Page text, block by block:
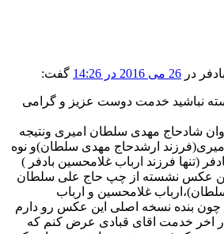
در 26 می 2016 در 14:26 گفت:
نباشید خدمت دوست عزیز و گرامی
شادحاج مهدی سلطان امیری ونتیجه
ارشدحاج مهدی سلطان)و نوه
(تنها فرزند ارباب غلامحسین بادفر )
عکس نشسته از چپ حاج علی سلطان
غلامحسین و ارباب
چون بنده نسخه اصلی این عکس رو دارم
اخر خدمت اقای قبادی عرض کنم که